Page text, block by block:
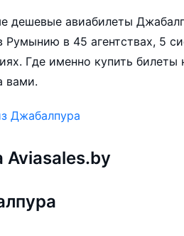
дешевые авиабилеты
Румынию в 45 агентствах, 5
Где именно купить билеты
вами.
Джабалпура